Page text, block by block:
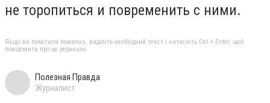
не торопиться и повременить с ними.
Якщо ви помітили помилку, виділіть необхідний текст і натисніть Ctrl + Enter, щоб
повідомити про це редакцію
Полезная Правда
Журналист